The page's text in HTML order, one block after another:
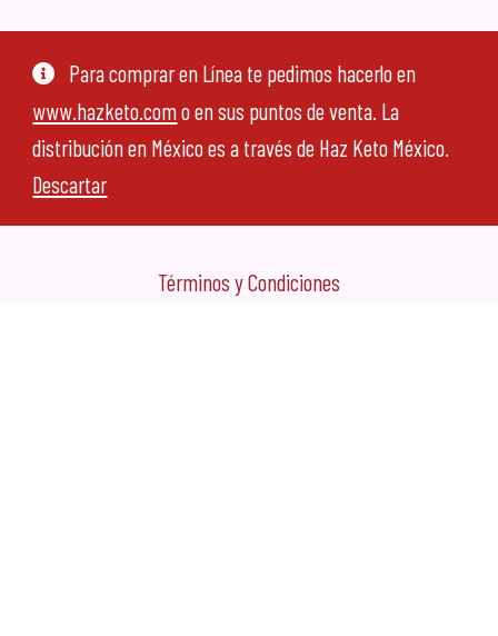
Para comprar en Línea te pedimos hacerlo en
www.hazketo.como en sus puntos de venta. La
distribución en México es a través de Haz Keto México.
Descartar
Legales
Términos y Condiciones